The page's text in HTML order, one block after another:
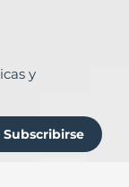
y
Subscribirse